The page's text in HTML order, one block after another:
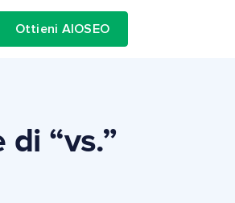
Ottieni AIOSEO
“vs.”